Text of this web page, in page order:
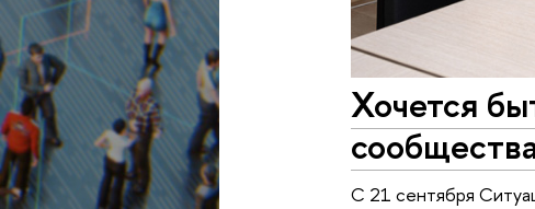
Хочется
С 21 сентября